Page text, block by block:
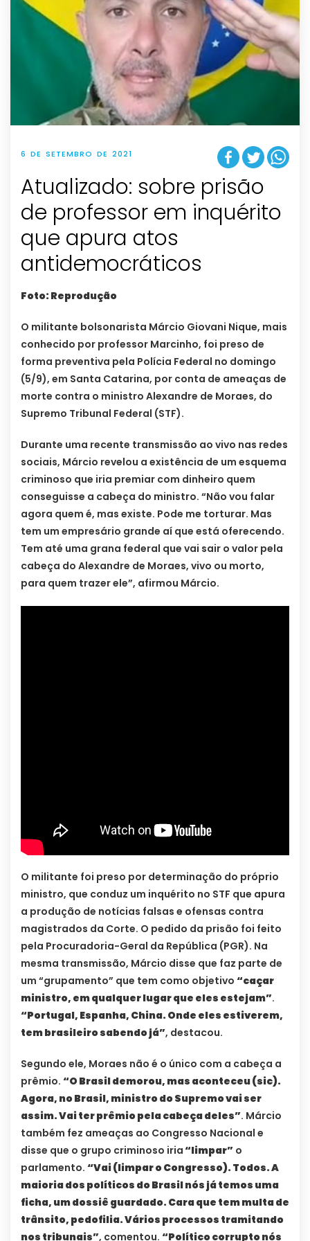
6 DE SETEMBRO DE 2021
Atualizado: sobre prisão
de professor em inquérito
que apura atos
antidemocráticos
Foto: Reprodução
O militante bolsonarista Márcio Giovani Nique, mais
conhecido por professor Marcinho, foi preso de
forma preventiva pela Polícia Federal no domingo
(5/9), em Santa Catarina, por conta de ameaças de
morte contra o ministro Alexandre de Moraes, do
Supremo Tribunal Federal (STF).
Durante uma recente transmissão ao vivo nas redes
sociais, Márcio revelou a existência de um esquema
criminoso que iria premiar com dinheiro quem
conseguisse a cabeça do ministro. “Não vou falar
agora quem é, mas existe. Pode me torturar. Mas
tem um empresário grande aí que está oferecendo.
Tem até uma grana federal que vai sair o valor pela
cabeça do Alexandre de Moraes, vivo ou morto,
para quem trazer ele”, afirmou Márcio.
O militante foi preso por determinação do próprio
ministro, que conduz um inquérito no STF que apura
a produção de notícias falsas e ofensas contra
magistrados da Corte. O pedido da prisão foi feito
pela Procuradoria-Geral da República (PGR). Na
mesma transmissão, Márcio disse que faz parte de
um “grupamento” que tem como objetivo “caçar
ministro, em qualquer lugar que eles estejam”.
“Portugal, Espanha, China. Onde eles estiverem,
tem brasileiro sabendo já”, destacou.
Segundo ele, Moraes não é o único com a cabeça a
prêmio. “O Brasil demorou, mas aconteceu (sic).
Agora, no Brasil, ministro do Supremo vai ser
assim. Vai ter prêmio pela cabeça deles”. Márcio
também fez ameaças ao Congresso Nacional e
disse que o grupo criminoso iria “limpar” o
parlamento. “Vai (limpar o Congresso). Todos. A
maioria dos políticos do Brasil nós já temos uma
ficha, um dossiê guardado. Cara que tem multa de
trânsito, pedofilia. Vários processos tramitando
nos tribunais”, comentou. “Político corrupto nós